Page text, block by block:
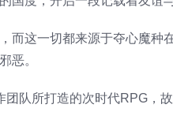
而这一切都来源于夺心魔
恶。
团队所打造的次时代RPG，